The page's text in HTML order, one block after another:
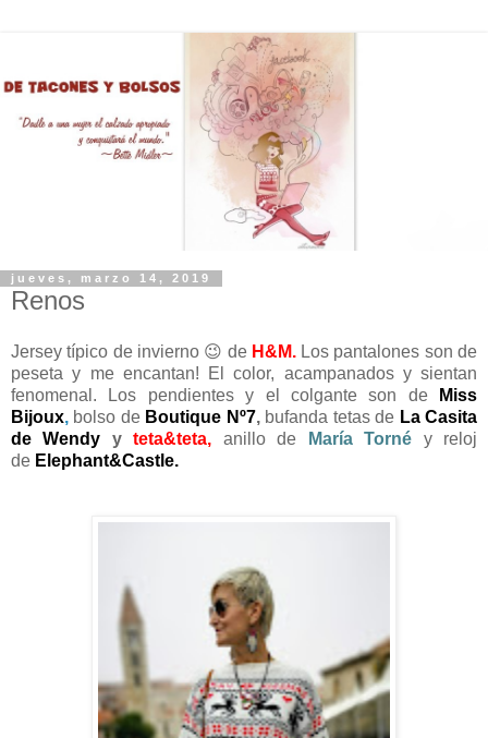
jueves, marzo 14, 2019
Renos
Jersey típico de invierno 😉 de H&M.Los pantalones son de
peseta y me encantan! El color, acampanados y sientan
fenomenal. Los pendientes y el colgante son de
Miss
Bijoux, bolso de Boutique Nº7,bufanda tetas de La Casita
de Wendy
yteta&teta, anillo de María Torné y reloj
de Elephant&Castle.